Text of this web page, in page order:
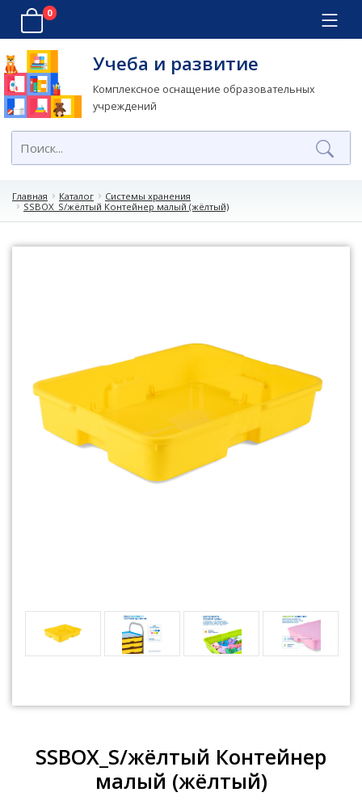
0
Учеба и развитие
Комплексное оснащение образовательных
учреждений
Главная Каталог
Системы хранения
SSBOX_S/жёлтый Контейнер малый (жёлтый)
SSBOX_S/жёлтый Контейнер
малый (жёлтый)